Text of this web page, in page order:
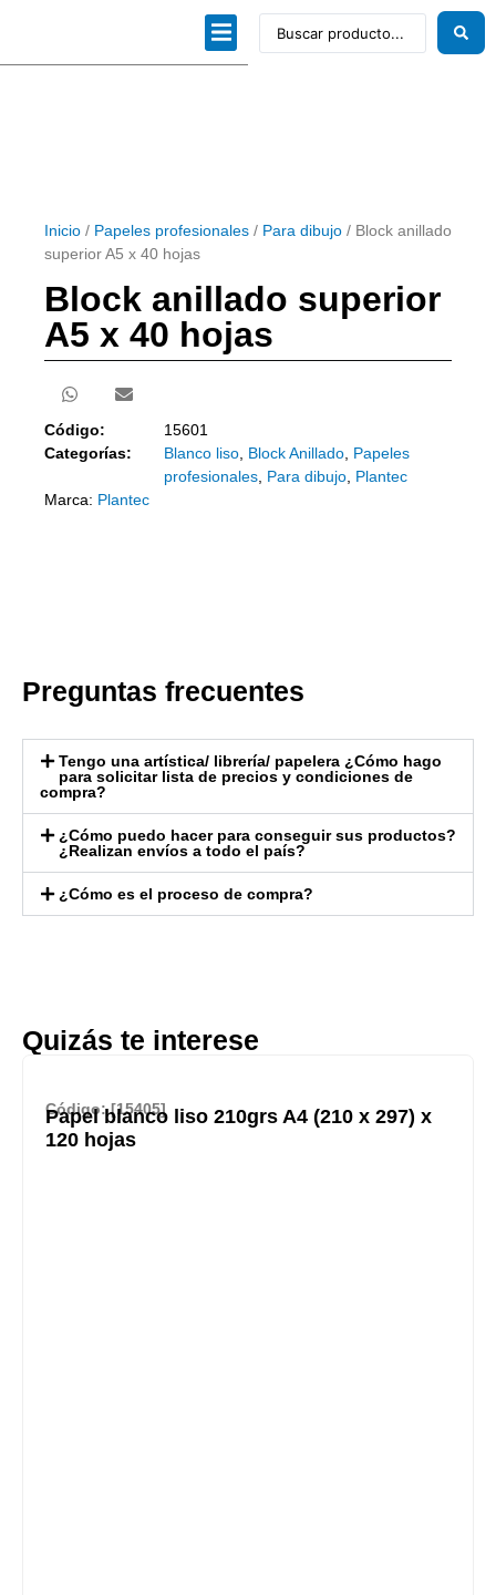
Inicio / Papeles profesionales / Para dibujo / Block anillado
superior A5 x 40 hojas
Block anillado superior
A5 x 40 hojas
Código:
15601
Categorías:
Blanco liso Block Anillado Papeles
profesionales Para dibujo Plantec
Marca: Plantec
Preguntas frecuentes
Tengo una artística/ librería/ papelera ¿Cómo hago
para solicitar lista de precios y condiciones de
compra?
¿Cómo puedo hacer para conseguir sus productos?
¿Realizan envíos a todo el país?
¿Cómo es el proceso de compra?
Quizás te interese
Código: [15405]
Papel blanco liso 210grs A4 (210 x 297) x
120 hojas